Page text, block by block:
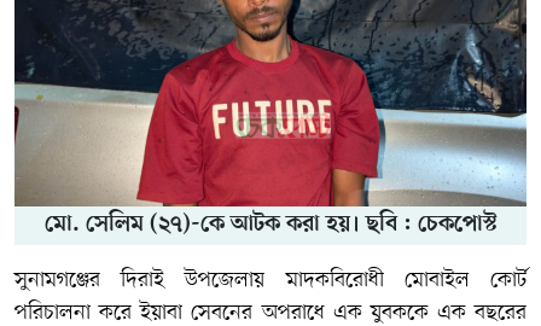
মো. সেলিম (২৭)-কে আটক করা হয়। ছবি : চেকপোস্ট
সুনামগঞ্জের দিরাই উপজেলায় মাদকবিরোধী মোবাইল কোর্ট
পরিচালনা করে ইয়াবা সেবনের অপরাধে এক যুবককে এক বছরের